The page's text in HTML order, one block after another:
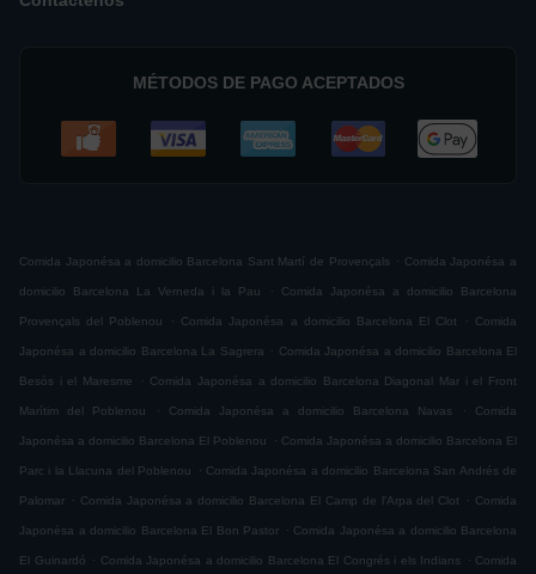
MÉTODOS DE PAGO ACEPTADOS
Comida Japonésa a domicilio Barcelona Sant Martí de Provençals . Comida Japonésa a
domicilio Barcelona La Verneda i la Pau . Comida Japonésa a domicilio Barcelona
Provençals del Poblenou . Comida Japonésa a domicilio Barcelona El Clot . Comida
Japonésa a domicilio Barcelona La Sagrera . Comida Japonésa a domicilio Barcelona El
Besòs i el Maresme . Comida Japonésa a domicilio Barcelona Diagonal Mar i el Front
Marítim del Poblenou . Comida Japonésa a domicilio Barcelona Navas . Comida
Japonésa a domicilio Barcelona El Poblenou . Comida Japonésa a domicilio Barcelona El
Parc i la Llacuna del Poblenou . Comida Japonésa a domicilio Barcelona San Andrés de
Palomar . Comida Japonésa a domicilio Barcelona El Camp de l'Arpa del Clot . Comida
Japonésa a domicilio Barcelona El Bon Pastor . Comida Japonésa a domicilio Barcelona
El Guinardó . Comida Japonésa a domicilio Barcelona El Congrés i els Indians . Comida